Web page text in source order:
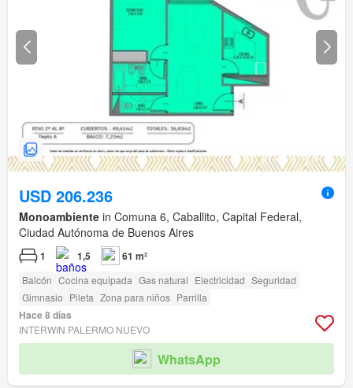
USD 206.236
Monoambiente in Comuna 6, Caballito, Capital Federal,
Ciudad Autónoma de Buenos Aires
1 1,5 61 m²
Balcón Cocina equipada Gas natural Electricidad Seguridad
Gimnasio Pileta Zona para niños Parrilla
Hace 8 días
INTERWIN PALERMO NUEVO
WhatsApp